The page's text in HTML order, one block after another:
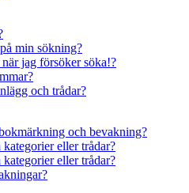
min sökning?
jag försöker söka!?
och trådar?
och bevakning?
eller trådar?
eller trådar?